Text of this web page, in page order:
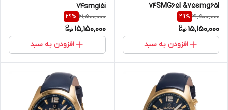
74SMG65I &75smg65l
21,500,000
29%
15,150,000
افزودن به سبد
74smg15i
21,500,000
29%
15,150,000
افزودن به سبد